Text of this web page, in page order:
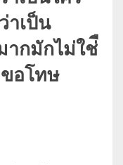
เป็น
ากมักไม่ใช่ื
อโทษ